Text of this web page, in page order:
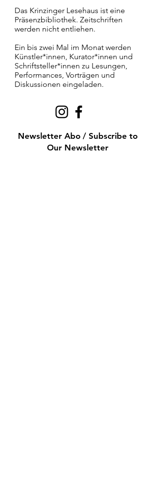
Das Krinzinger Lesehaus ist eine
Präsenzbibliothek. Zeitschriften
werden nicht entliehen.
Ein bis zwei Mal im Monat werden
Künstler*innen, Kurator*innen und
Schriftsteller*innen zu Lesungen,
Performances, Vorträgen und
Diskussionen eingeladen.
Newsletter Abo / Subscribe to
Our Newsletter